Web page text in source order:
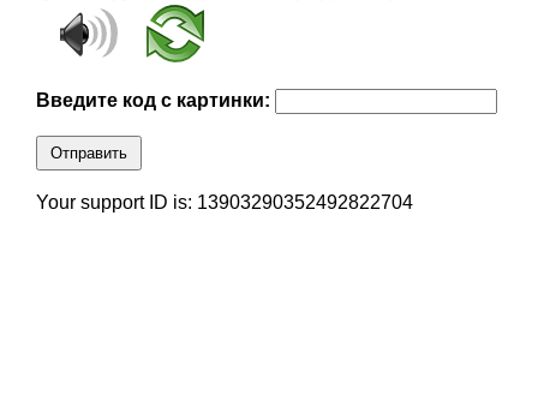
Введите код с картинки:
Отправить
Your support ID is: 13903290352492822704